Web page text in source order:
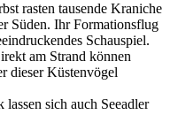
rasten tausende Kraniche
Süden. Ihr Formationsflug
Schauspiel.
am Strand können
dieser Küstenvögel
sich auch Seeadler